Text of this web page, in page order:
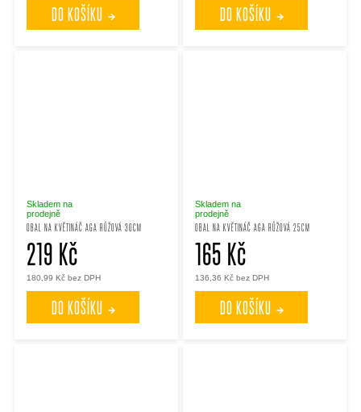
DO KOŠÍKU DO KOŠÍKU
OBAL NA KVĚTINÁČ AGA RŮŽOVÁ 30CM
Skladem na
prodejně
180,99 Kč bez DPH
219 Kč
DO KOŠÍKU
OBAL NA KVĚTINÁČ AGA RŮŽOVÁ 25CM
Skladem na
prodejně
136,36 Kč bez DPH
165 Kč
DO KOŠÍKU